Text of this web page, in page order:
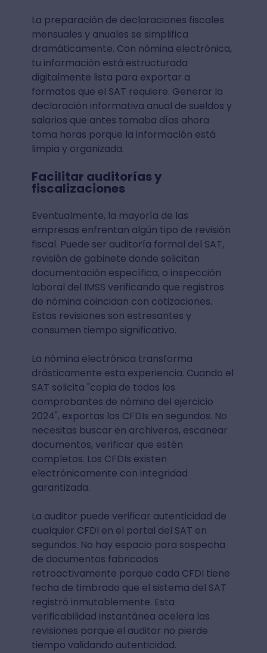
La preparación de declaraciones fiscales
mensuales y anuales se simplifica
dramáticamente. Con nómina electrónica,
tu información está estructurada
digitalmente lista para exportar a
formatos que el SAT requiere. Generar la
declaración informativa anual de sueldos y
salarios que antes tomaba días ahora
toma horas porque la información está
limpia y organizada.
Facilitar auditorías y
fiscalizaciones
Eventualmente, la mayoría de las
empresas enfrentan algún tipo de revisión
fiscal. Puede ser auditoría formal del SAT,
revisión de gabinete donde solicitan
documentación específica, o inspección
laboral del IMSS verificando que registros
de nómina coincidan con cotizaciones.
Estas revisiones son estresantes y
consumen tiempo significativo.
La nómina electrónica transforma
drásticamente esta experiencia. Cuando el
SAT solicita "copia de todos los
comprobantes de nómina del ejercicio
2024", exportas los CFDIs en segundos. No
necesitas buscar en archiveros, escanear
documentos, verificar que estén
completos. Los CFDIs existen
electrónicamente con integridad
garantizada.
La auditor puede verificar autenticidad de
cualquier CFDI en el portal del SAT en
segundos. No hay espacio para sospecha
de documentos fabricados
retroactivamente porque cada CFDI tiene
fecha de timbrado que el sistema del SAT
registró inmutablemente. Esta
verificabilidad instantánea acelera las
revisiones porque el auditor no pierde
tiempo validando autenticidad.